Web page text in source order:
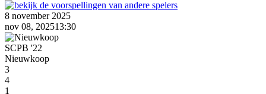
8 november 2025
nov 08, 202513:30
SCPB '22
Nieuwkoop
3
4
1